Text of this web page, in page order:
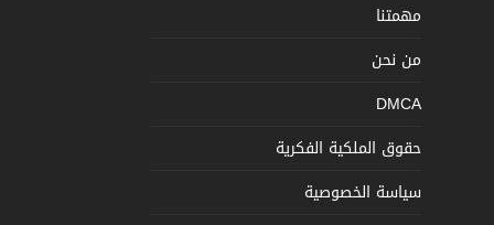
مهمتنا
من نحن
DMCA
حقوق الملكية الفكرية
سياسة الخصوصية